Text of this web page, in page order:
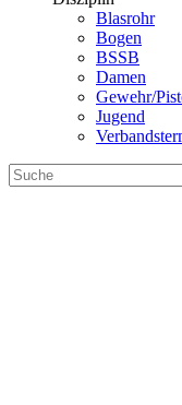
Blasrohr
Bogen
BSSB
Damen
Gewehr/
Jugend